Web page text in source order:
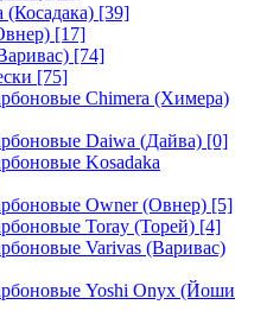
(Косадака) [39]
[17]
[74]
[75]
Chimera (Химера)
Daiwa (Дайва) [0]
Kosadaka
Owner (Овнер) [5]
Toray (Торей) [4]
Varivas (Варивас)
Yoshi Onyx (Йоши